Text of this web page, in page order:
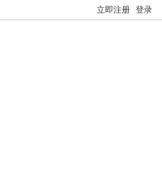
立即注册 登录